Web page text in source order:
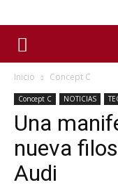
Inicio Concept C
Concept C NOTICIAS
Una
nueva
Audi